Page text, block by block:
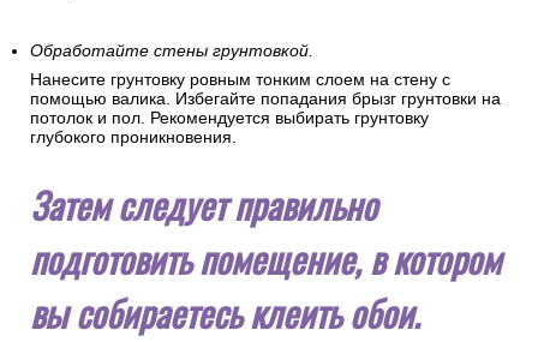
Обработайте стены грунтовкой.
Нанесите грунтовку ровным тонким слоем на стену с
помощью валика. Избегайте попадания брызг грунтовки на
потолок и пол. Рекомендуется выбирать грунтовку
глубокого проникновения.
Затем следует правильно
подготовить помещение, в котором
вы собираетесь клеить обои.